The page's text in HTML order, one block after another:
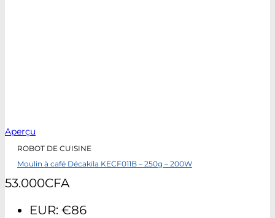
Aperçu
ROBOT DE CUISINE
Moulin à café Décakila KECF011B – 250g – 200W
53.000CFA
EUR: €86